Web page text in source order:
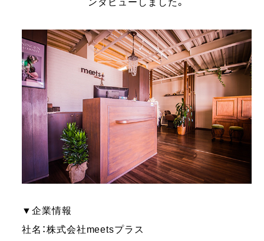
ンタビューしました。
▼企業情報
社名：株式会社meetsプラス